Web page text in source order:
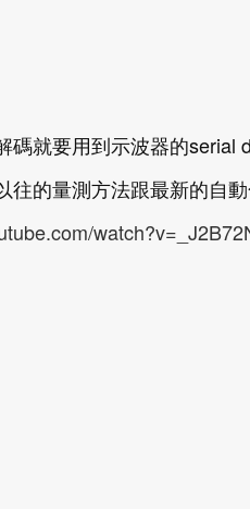
就要用到示波器的serial
的量測方法跟最新的自